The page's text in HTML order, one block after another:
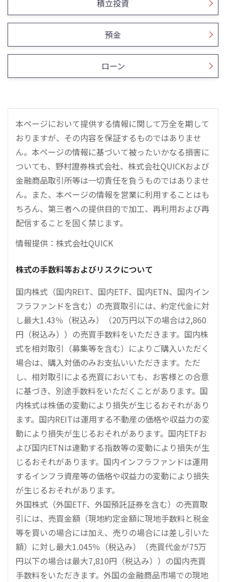
積立投資
預金
ローン
本ページにおいて提供する情報に関して万全を期して
おりますが、その内容を保証するものではありませ
ん。本ページの情報に基づいて被ったいかなる損害に
ついても、野村證券株式会社、株式会社QUICKおよび
金融商品取引所等は一切責任を負うものではありませ
ん。また、本ページの情報を営業に利用することはも
ちろん、第三者への提供目的で加工、再利用および再
配信することを固く禁じます。
情報提供：株式会社QUICK
株式の手数料等およびリスクについて
国内株式（国内REIT、国内ETF、国内ETN、国内イン
フラファンドを含む）の売買取引には、約定代金に対
し最大1.43％（税込み）（20万円以下の場合は2,860
円（税込み））の売買手数料をいただきます。国内株
式を相対取引（募集等を含む）によりご購入いただく
場合は、購入対価のみお支払いいただきます。ただ
し、相対取引による売買においても、お客様との合意
に基づき、別途手数料をいただくことがあります。国
内株式は株価の変動により損失が生じるおそれがあり
ます。国内REITは運用する不動産の価格や収益力の変
動により損失が生じるおそれがあります。国内ETFお
よび国内ETNは連動する指数等の変動により損失が生
じるおそれがあります。国内インフラファンドは運用
するインフラ資産等の価格や収益力の変動により損失
が生じるおそれがあります。
外国株式（外国ETF、外国預託証券を含む）の売買取
引には、売買金額（現地約定金額に現地手数料と税金
等を買いの場合には加え、売りの場合には差し引いた
額）に対し最大1.045％（税込み）（売買代金が75万
円以下の場合は最大7,810円（税込み））の国内売買
手数料をいただきます。外国の金融商品市場での現地